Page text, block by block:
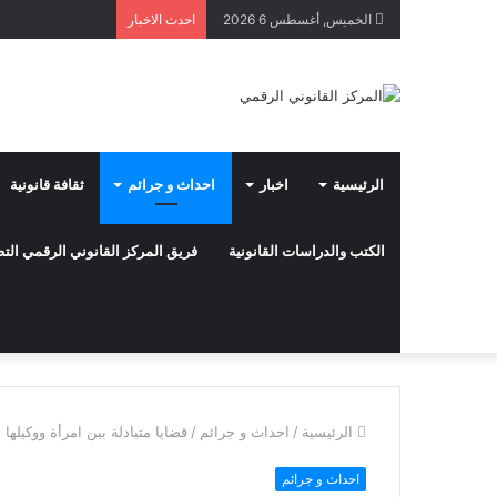
الخميس, أغسطس 6 2026 احدث الاخبار
الرئيسية اخبار احداث و جرائم ثقافة قانونية
الكتب والدراسات القانونية فريق المركز القانوني الرقمي
الرئيسية / احداث و جرائم / قضايا متبادلة بين امرأة
احداث و جرائم